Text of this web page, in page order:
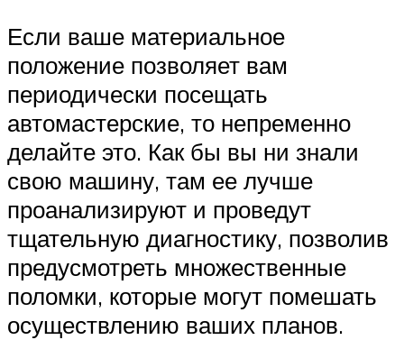
Если ваше материальное
положение позволяет вам
периодически посещать
автомастерские, то непременно
делайте это. Как бы вы ни знали
свою машину, там ее лучше
проанализируют и проведут
тщательную диагностику, позволив
предусмотреть множественные
поломки, которые могут помешать
осуществлению ваших планов.